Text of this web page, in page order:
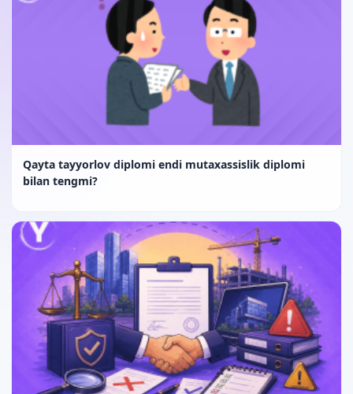
Qayta tayyorlov diplomi endi mutaxassislik diplomi
bilan tengmi?